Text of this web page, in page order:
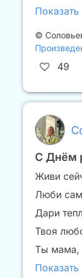
©
49
С Днём
Живи
Люби
Дари
Твоя
Ты мама,